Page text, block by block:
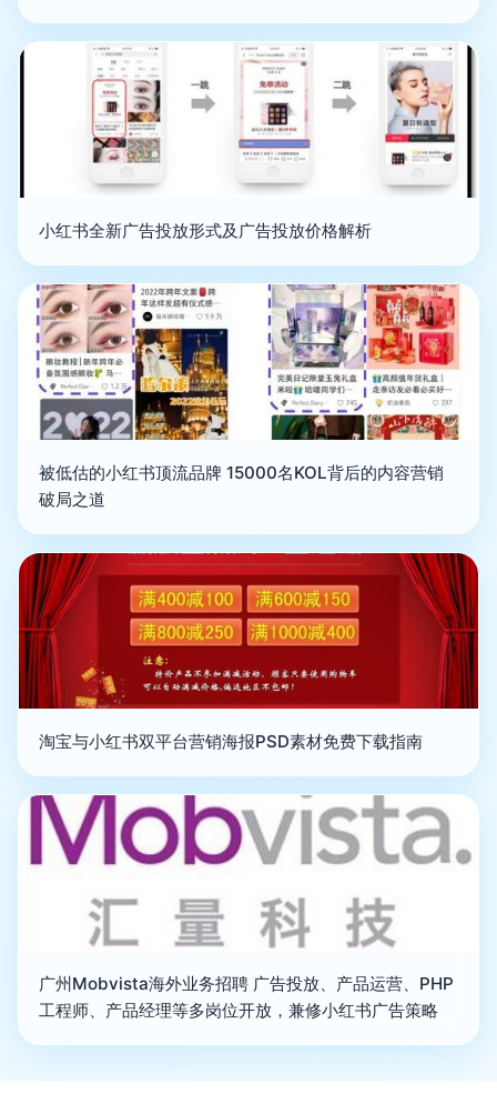
小红书全新广告投放形式及广告投放价格解析
被低估的小红书顶流品牌 15000名KOL背后的内容营销
破局之道
淘宝与小红书双平台营销海报PSD素材免费下载指南
广州Mobvista海外业务招聘 广告投放、产品运营、PHP
工程师、产品经理等多岗位开放，兼修小红书广告策略